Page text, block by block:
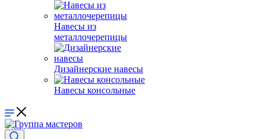
Навесы из
металлочерепицы
Дизайнерские навесы
Навесы консольные